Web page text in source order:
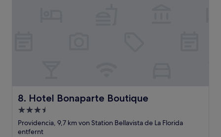
8. Hotel Bonaparte Boutique
Hotel Bonaparte Boutique
3.5-
Sterne-
Unterkunft
Providencia, 9,7 km von Station Bellavista de La Florida
entfernt